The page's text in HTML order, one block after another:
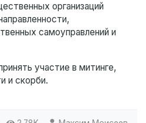
организаций
самоуправлений и
участие в митинге,
и скорби.